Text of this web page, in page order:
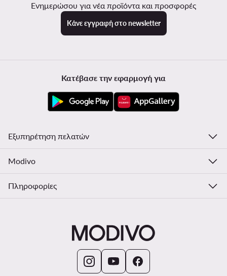
Ενημερώσου για νέα προϊόντα και προσφορές
Κάνε εγγραφή στο newsletter
Κατέβασε την εφαρμογή για
Εξυπηρέτηση πελατών
Modivo
Πληροφορίες